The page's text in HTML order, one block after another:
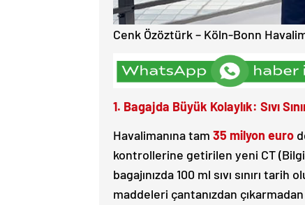
Cenk Özöztürk – Köln-Bonn
1. Bagajda Büyük Kolaylık: Sıvı
Havalimanına tam 35 milyon euro
kontrollerine getirilen yeni CT
bagajınızda 100 ml sıvı sınırı
maddeleri çantanızdan